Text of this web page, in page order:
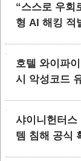
“스스로 우회
형 AI 해킹 적
호텔 와이파
시 악성코드
샤이니헌터
템 침해 공식